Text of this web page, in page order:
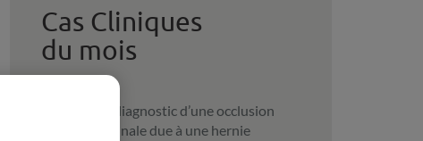
Cas Cliniques
du mois
Non-diagnostic d’une occlusion
intestinale due à une hernie